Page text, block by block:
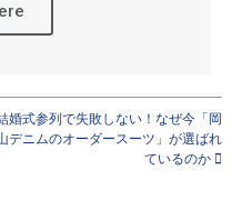
婚式参列で失敗しない！なぜ今「岡
デニムのオーダースーツ」が選ばれ
ているのか